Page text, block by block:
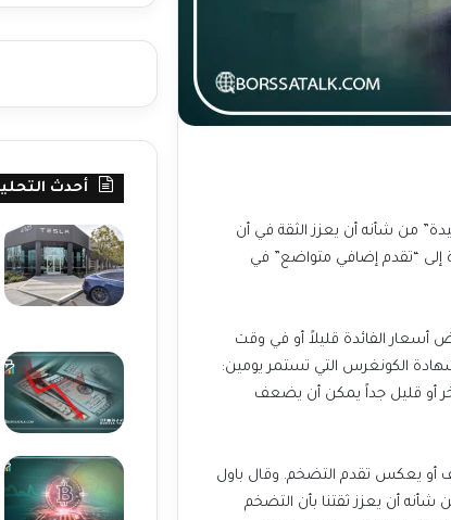
من شأنه أن يعزز الثقة في أن
في 2%، وتشير القراءات الأخيرة إلى “تقدم إضافي متواضع” في
الفائدة قليلاً أو في وقت
الكونغرس التي تستمر يومين:
أو قليل جداً يمكن أن يضعف
أو يعكس تقدم التضخم. وقال باول
أن يعزز ثقتنا بأن التضخم
أحدث